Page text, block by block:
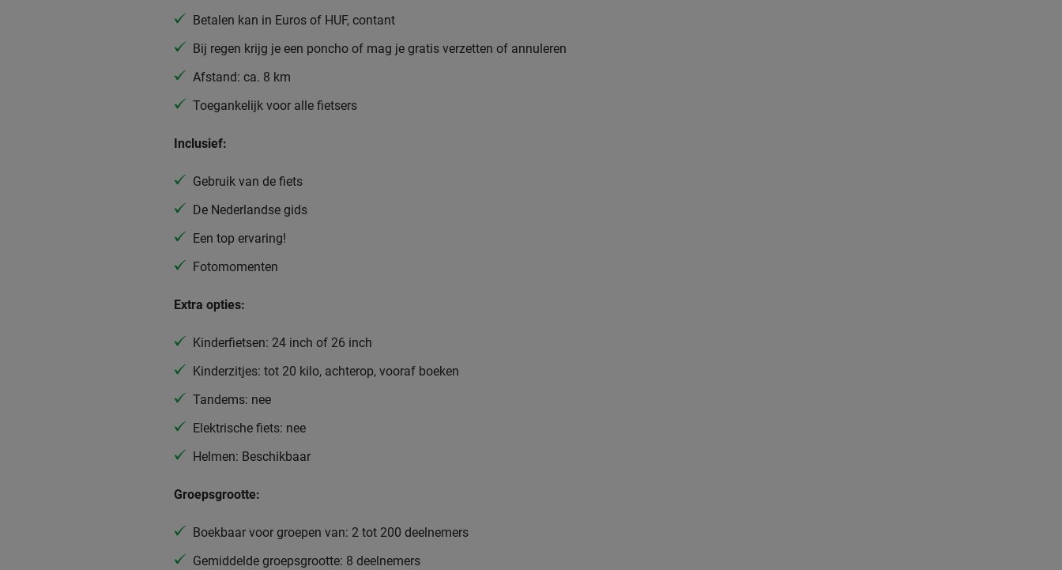
Betalen kan in Euros of HUF, contant
Bij regen krijg je een poncho of mag je gratis verzetten of annuleren
Afstand: ca. 8 km
Toegankelijk voor alle fietsers
Inclusief:
Gebruik van de fiets
De Nederlandse gids
Een top ervaring!
Fotomomenten
Extra opties:
Kinderfietsen: 24 inch of 26 inch
Kinderzitjes: tot 20 kilo, achterop, vooraf boeken
Tandems: nee
Elektrische fiets: nee
Helmen: Beschikbaar
Groepsgrootte:
Boekbaar voor groepen van: 2 tot 200 deelnemers
Gemiddelde groepsgrootte: 8 deelnemers